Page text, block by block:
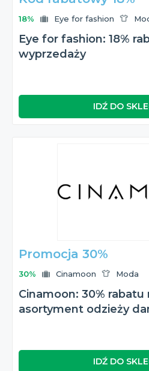
18% Eye for fashion
Eye for fashion: 18%
wyprzedaży
IDŹ DO
Promocja 30%
30% Cinamoon Moda
Cinamoon: 30% rabatu
asortyment odzieży
IDŹ DO